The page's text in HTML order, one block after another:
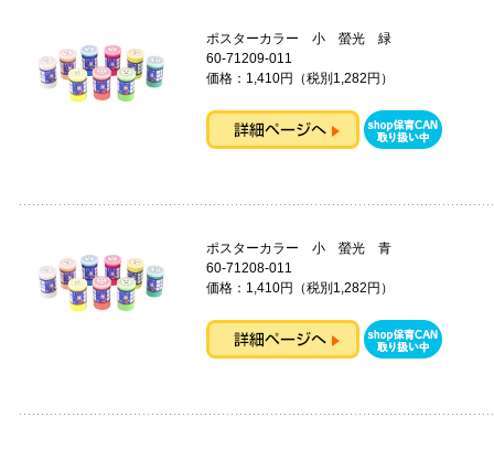
ポスターカラー 小 螢光 緑
60-71209-011
価格：1,410円（税別1,282円）
ポスターカラー 小 螢光 青
60-71208-011
価格：1,410円（税別1,282円）